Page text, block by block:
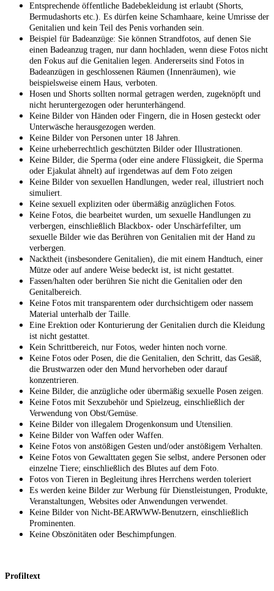
Entsprechende öffentliche Badebekleidung ist erlaubt (Shorts,
Bermudashorts etc.). Es dürfen keine Schamhaare, keine Umrisse der
Genitalien und kein Teil des Penis vorhanden sein.
Beispiel für Badeanzüge: Sie können Strandfotos, auf denen Sie
einen Badeanzug tragen, nur dann hochladen, wenn diese Fotos nicht
den Fokus auf die Genitalien legen. Andererseits sind Fotos in
Badeanzügen in geschlossenen Räumen (Innenräumen), wie
beispielsweise einem Haus, verboten.
Hosen und Shorts sollten normal getragen werden, zugeknöpft und
nicht heruntergezogen oder herunterhängend.
Keine Bilder von Händen oder Fingern, die in Hosen gesteckt oder
Unterwäsche herausgezogen werden.
Keine Bilder von Personen unter 18 Jahren.
Keine urheberrechtlich geschützten Bilder oder Illustrationen.
Keine Bilder, die Sperma (oder eine andere Flüssigkeit, die Sperma
oder Ejakulat ähnelt) auf irgendetwas auf dem Foto zeigen
Keine Bilder von sexuellen Handlungen, weder real, illustriert noch
simuliert.
Keine sexuell expliziten oder übermäßig anzüglichen Fotos.
Keine Fotos, die bearbeitet wurden, um sexuelle Handlungen zu
verbergen, einschließlich Blackbox- oder Unschärfefilter, um
sexuelle Bilder wie das Berühren von Genitalien mit der Hand zu
verbergen.
Nacktheit (insbesondere Genitalien), die mit einem Handtuch, einer
Mütze oder auf andere Weise bedeckt ist, ist nicht gestattet.
Fassen/halten oder berühren Sie nicht die Genitalien oder den
Genitalbereich.
Keine Fotos mit transparentem oder durchsichtigem oder nassem
Material unterhalb der Taille.
Eine Erektion oder Konturierung der Genitalien durch die Kleidung
ist nicht gestattet.
Kein Schrittbereich, nur Fotos, weder hinten noch vorne.
Keine Fotos oder Posen, die die Genitalien, den Schritt, das Gesäß,
die Brustwarzen oder den Mund hervorheben oder darauf
konzentrieren.
Keine Bilder, die anzügliche oder übermäßig sexuelle Posen zeigen.
Keine Fotos mit Sexzubehör und Spielzeug, einschließlich der
Verwendung von Obst/Gemüse.
Keine Bilder von illegalem Drogenkonsum und Utensilien.
Keine Bilder von Waffen oder Waffen.
Keine Fotos von anstößigen Gesten und/oder anstößigem Verhalten.
Keine Fotos von Gewalttaten gegen Sie selbst, andere Personen oder
einzelne Tiere; einschließlich des Blutes auf dem Foto.
Fotos von Tieren in Begleitung ihres Herrchens werden toleriert
Es werden keine Bilder zur Werbung für Dienstleistungen, Produkte,
Veranstaltungen, Websites oder Anwendungen verwendet.
Keine Bilder von Nicht-BEARWWW-Benutzern, einschließlich
Prominenten.
Keine Obszönitäten oder Beschimpfungen.
Profiltext